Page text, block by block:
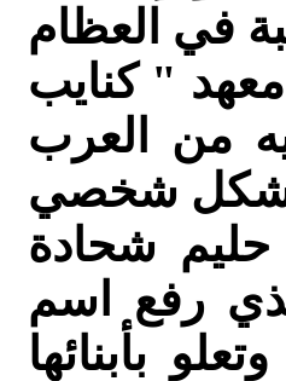
" كنايب
من العرب
حليم شحادة
رفع اسم
بأبنائها